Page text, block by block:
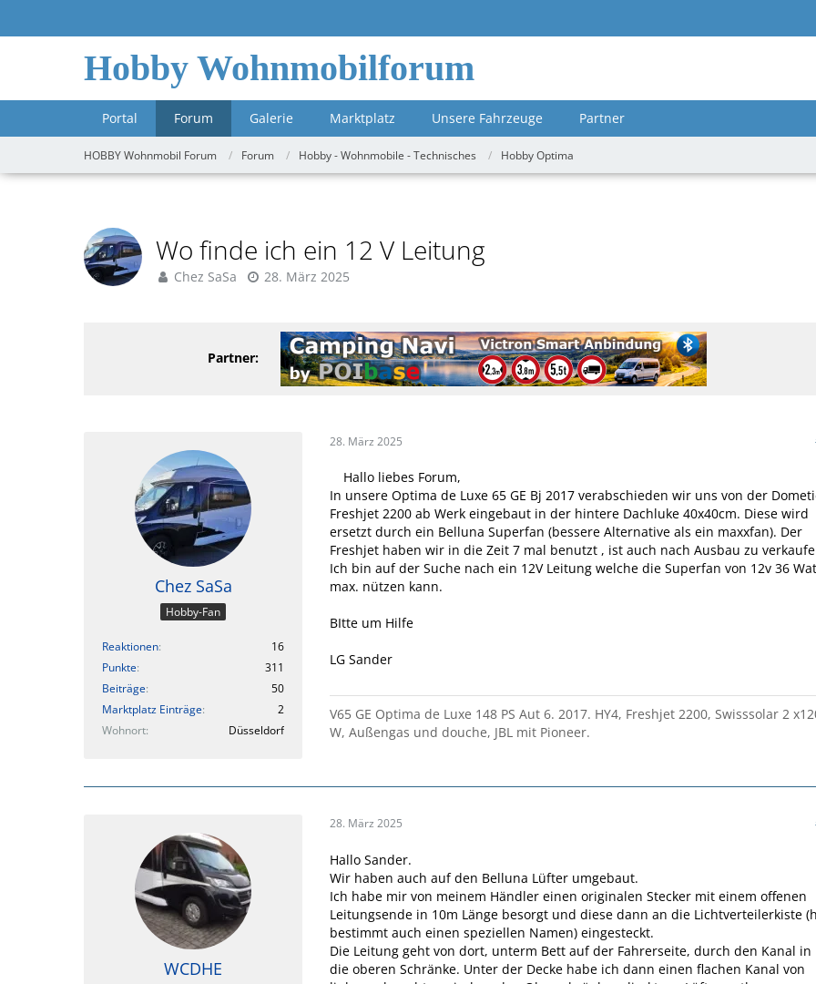
Hobby Wohnmobilforum
Portal Forum Galerie Marktplatz Unsere Fahrzeuge Partner
HOBBY Wohnmobil Forum Forum Hobby - Wohnmobile - Technisches Hobby Optima
Wo finde ich ein 12 V Leitung
Chez SaSa 28. März 2025
Partner:
Chez SaSa
Hobby-Fan
Reaktionen
16
Punkte
311
Beiträge
50
Marktplatz Einträge
2
Wohnort
Düsseldorf
28. März 2025
Hallo liebes Forum,
In unsere Optima de Luxe 65 GE Bj 2017 verabschieden wir uns von der
Freshjet 2200 ab Werk eingebaut in der hintere Dachluke 40x40cm. Diese wird
ersetzt durch ein Belluna Superfan (bessere Alternative als ein maxxfan). Der
Freshjet haben wir in die Zeit 7 mal benutzt , ist auch nach Ausbau zu
Ich bin auf der Suche nach ein 12V Leitung welche die Superfan von 12v 36
max. nützen kann.
BItte um Hilfe
LG Sander
V65 GE Optima de Luxe 148 PS Aut 6. 2017. HY4, Freshjet 2200, Swisssolar 2
W, Außengas und douche, JBL mit Pioneer.
WCDHE
28. März 2025
Hallo Sander.
Wir haben auch auf den Belluna Lüfter umgebaut.
Ich habe mir von meinem Händler einen originalen Stecker mit einem offenen
Leitungsende in 10m Länge besorgt und diese dann an die Lichtverteilerkiste
bestimmt auch einen speziellen Namen) eingesteckt.
Die Leitung geht von dort, unterm Bett auf der Fahrerseite, durch den Kanal in
die oberen Schränke. Unter der Decke habe ich dann einen flachen Kanal von